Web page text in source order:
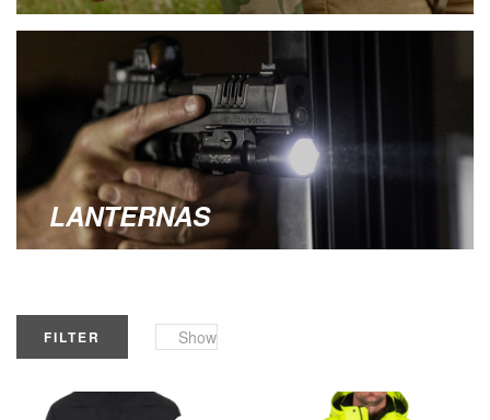
LANTERNAS
FILTER Show